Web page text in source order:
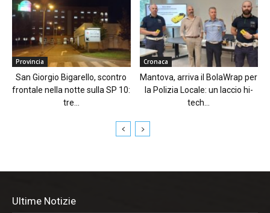
Provincia
San Giorgio Bigarello, scontro
frontale nella notte sulla SP 10:
tre...
Cronaca
Mantova, arriva il BolaWrap per
la Polizia Locale: un laccio hi-
tech...
Ultime Notizie